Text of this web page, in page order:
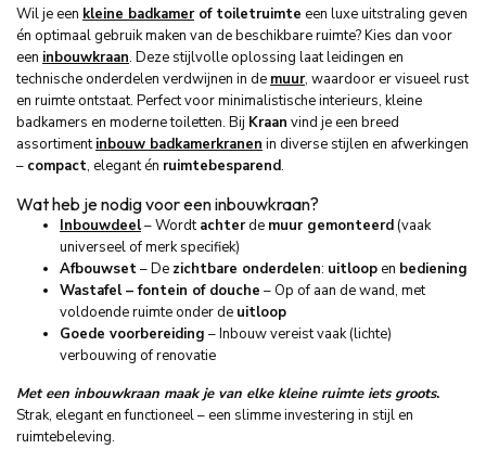
Wil je een kleine badkamerof toiletruimte een luxe uitstraling geven
én optimaal gebruik maken van de beschikbare ruimte? Kies dan voor
een inbouwkraan. Deze stijlvolle oplossing laat leidingen en
technische onderdelen verdwijnen in de muur, waardoor er visueel rust
en ruimte ontstaat. Perfect voor minimalistische interieurs, kleine
badkamers en moderne toiletten. Bij Kraan vind je een breed
assortimentinbouw badkamerkranen in diverse stijlen en afwerkingen
– compact, elegant én ruimtebesparend.
Wat heb je nodig voor een inbouwkraan?
Inbouwdeel– Wordtachterde muur gemonteerd(vaak
universeel of merk specifiek)
Afbouwset– De zichtbare onderdelen: uitloopen bediening
Wastafel – fontein of douche – Op of aan de wand, met
voldoende ruimte onder de uitloop
Goede voorbereiding – Inbouw vereist vaak (lichte)
verbouwing of renovatie
Met een inbouwkraan maak je van elke kleine ruimte iets groots.
Strak, elegant en functioneel – een slimme investering in stijl en
ruimtebeleving.